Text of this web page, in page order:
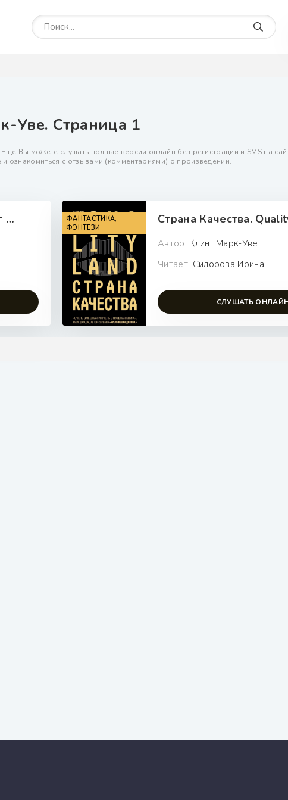
Уве. Страница 1
Вы можете слушать полные версии онлайн без регистрации и SMS на
ознакомиться с отзывами (комментариями) о произведении.
Страна Качества 2.0 - Клинг Марк-Уве
ФАНТАСТИКА,
ФЭНТЕЗИ
Автор: Клинг Марк-Уве
Читает: Сидорова Ирина
СЛУШАТЬ